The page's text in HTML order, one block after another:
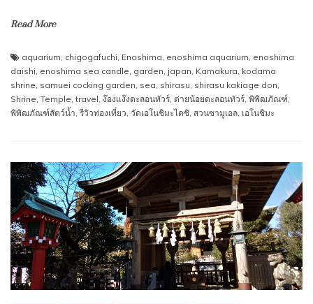
Read More
aquarium, chigogafuchi, Enoshima, enoshima aquarium, enoshima
daishi, enoshima sea candle, garden, japan, Kamakura, kodama
shrine, samuei cocking garden, sea, shirasu, shirasu kakiage don,
Shrine, Temple,travel, ง๊องแง๊งตะลอนทัวร์, ต่ายน้อยตะลอนทัวร์, พิพิฒภัณฑ์,
พิพิฒภัณฑ์สัตว์นํ้า,รีวิวท่องเที่ยว, วัดเอโนชิมะไดชิ, สวนซามูเอล, เอโนชิมะ